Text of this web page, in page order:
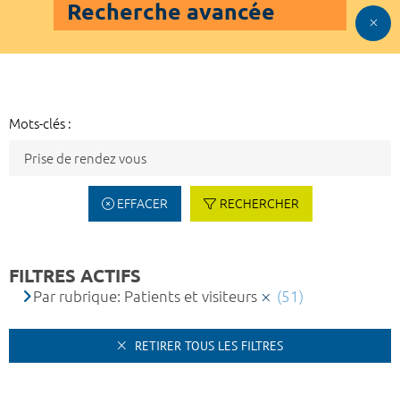
Recherche avancée
Mots-clés :
EFFACER RECHERCHER
FILTRES ACTIFS
Par rubrique: Patients et visiteurs (51)
RETIRER TOUS LES FILTRES